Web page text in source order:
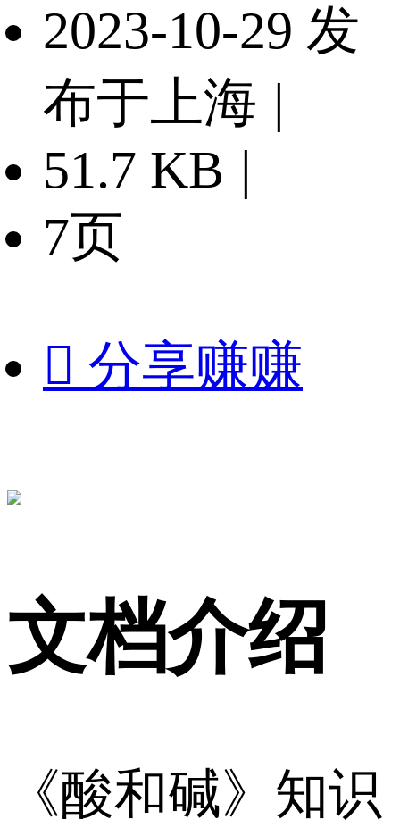
2023-10-29 发
布于上海 |
51.7 KB |
7页
 分享赚赚
文档介绍
《酸和碱》知识